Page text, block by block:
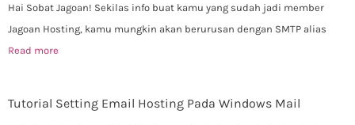
Hai Sobat Jagoan! Sekilas info buat kamu yang sudah jadi member
Jagoan Hosting, kamu mungkin akan berurusan dengan SMTP alias
Read more
Tutorial Setting Email Hosting Pada Windows Mail